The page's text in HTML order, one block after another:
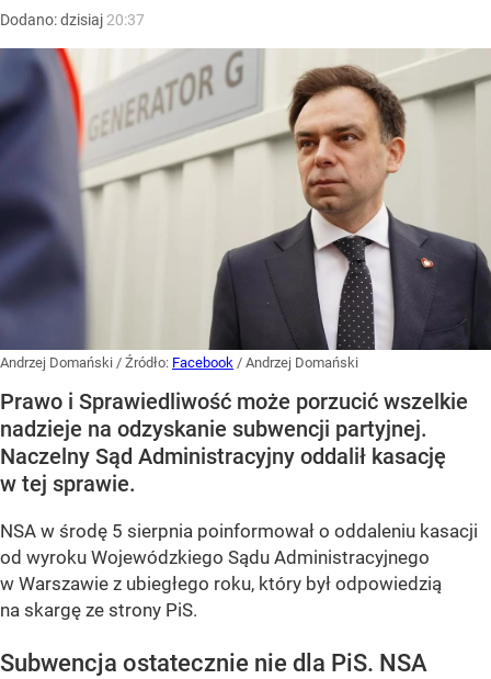
Dodano:dzisiaj 20:37
Andrzej Domański / Źródło: Facebook / Andrzej Domański
Prawo i Sprawiedliwość może porzucić wszelkie
nadzieje na odzyskanie subwencji partyjnej.
Naczelny Sąd Administracyjny oddalił kasację
w tej sprawie.
NSA w środę 5 sierpnia poinformował o oddaleniu kasacji
od wyroku Wojewódzkiego Sądu Administracyjnego
w Warszawie z ubiegłego roku, który był odpowiedzią
na skargę ze strony PiS.
Subwencja ostatecznie nie dla PiS. NSA